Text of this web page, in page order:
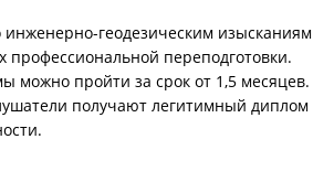
инженерно-геодезическим изысканиям
профессиональной переподготовки.
можно пройти за срок от 1,5 месяцев.
получают легитимный диплом